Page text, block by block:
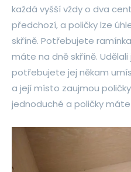
každá vyšší vždy o dva
předchozí, a poličky lze
skříně. Potřebujete
máte na dně skříně.
potřebujete jej někam
a její místo zaujmou
jednoduché a poličky